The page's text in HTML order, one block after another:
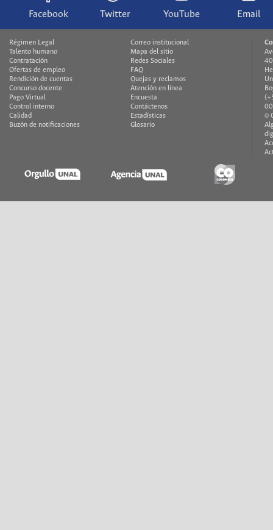
Facebook Twitter YouTube Email
Régimen Legal
Talento humano
Contratación
Ofertas de empleo
Rendición de cuentas
Concurso docente
Pago Virtual
Control interno
Calidad
Buzón de notificaciones
Correo institucional
Mapa del sitio
Redes Sociales
FAQ
Quejas y reclamos
Atención en línea
Encuesta
Contáctenos
Estadísticas
Glosario
©